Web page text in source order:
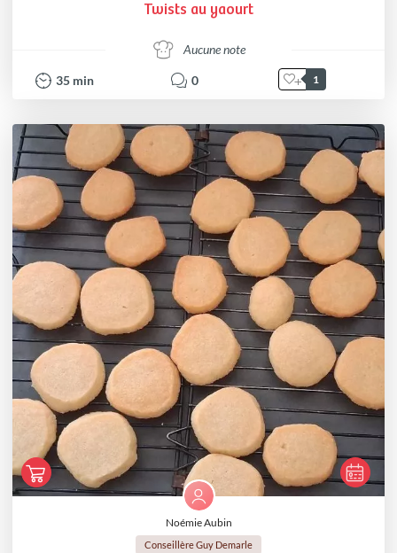
Twists au yaourt
Aucune note
35 min 0 1
Noémie Aubin
Conseillère Guy Demarle